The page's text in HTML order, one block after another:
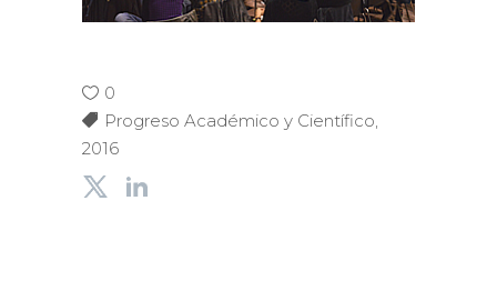
0
Progreso Académico y Científico
2016